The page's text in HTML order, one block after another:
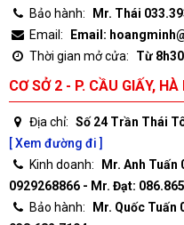
Bảo hành:
Mr. Thái
Email:
Email:
Thời gian mở cửa:
Từ
CƠ SỞ 2 - P. CẦU GIẤY, HÀ
Địa chỉ: Số 24 Trần Thái
[ Xem đường đi ]
Kinh doanh:
Mr. Anh Tuấn
0929268866 - Mr. Đạt:
Bảo hành:
Mr. Quốc Tuấn